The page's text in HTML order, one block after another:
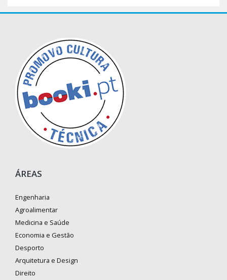
ÁREAS
Engenharia
Agroalimentar
Medicina e Saúde
Economia e Gestão
Desporto
Arquitetura e Design
Direito